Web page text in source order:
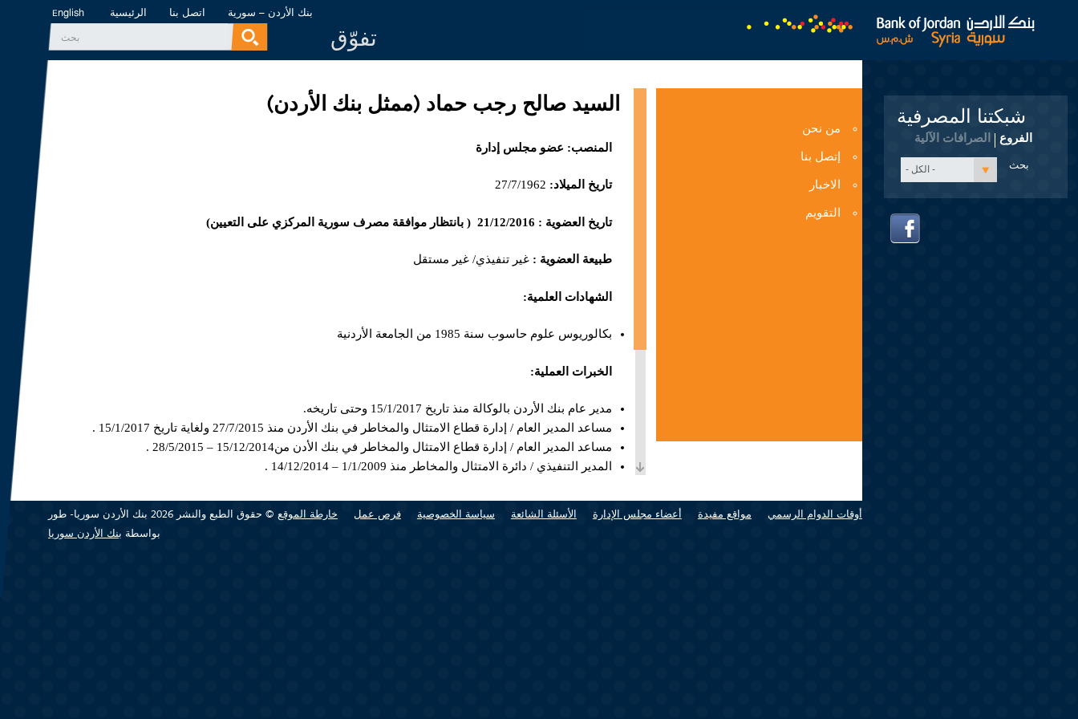
English الرئيسية اتصل بنا بنك الأردن – سورية
استمارة البحث
‏بحث ‏ تفوّق
السيد صالح رجب حماد (ممثل بنك الأردن)
المنصب: عضو مجلس إدارة
تاريخ الميلاد: 27/7/1962
تاريخ العضوية : 21/12/2016 ( بانتظار موافقة مصرف سورية المركزي على التعيين)
طبيعة العضوية : غير تنفيذي/ غير مستقل
الشهادات العلمية:
بكالوريوس علوم حاسوب سنة 1985 من الجامعة الأردنية
الخبرات العملية:
مدير عام بنك الأردن بالوكالة منذ تاريخ 15/1/2017 وحتى تاريخه.
مساعد المدير العام / إدارة قطاع الامتثال والمخاطر في بنك الأردن منذ 27/7/2015 ولغاية تاريخ 15/1/2017 .
مساعد المدير العام / إدارة قطاع الامتثال والمخاطر في بنك الأدن من15/12/2014 – 28/5/2015 .
المدير التنفيذي / دائرة الامتثال والمخاطر منذ 1/1/2009 – 14/12/2014 .
خبرة طويلة في مجال التدقيق والعمليات .
حضر دورات عديدة محلية وخارجية في إدارة المخاطر ومتطلبات بازل II والامتثال .
من نحن
إتصل بنا
الاخبار
التقويم
شبكتنا المصرفية
الفروع الصرافات الآلية
- الكل -
خارطة الموقع فرص عمل سياسة الخصوصية الأسئلة الشائعة أعضاء مجلس الإدارة مواقع مفيدة أوقات الدوام الرسمي
© حقوق الطبع والنشر 2026 بنك الأردن سوريا- طور
بواسطة بنك الأردن سوريا